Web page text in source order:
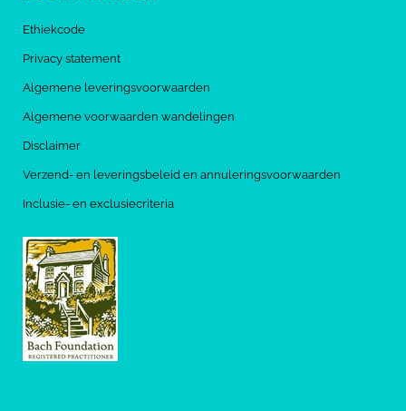
Ethiekcode
Privacy statement
Algemene leveringsvoorwaarden
Algemene voorwaarden wandelingen
Disclaimer
Verzend- en leveringsbeleid en annuleringsvoorwaarden
Inclusie- en exclusiecriteria